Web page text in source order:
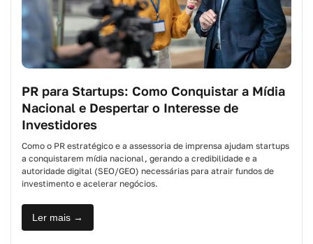
PR para Startups: Como Conquistar a Mídia
Nacional e Despertar o Interesse de
Investidores
Como o PR estratégico e a assessoria de imprensa ajudam startups
a conquistarem mídia nacional, gerando a credibilidade e a
autoridade digital (SEO/GEO) necessárias para atrair fundos de
investimento e acelerar negócios.
Ler mais →